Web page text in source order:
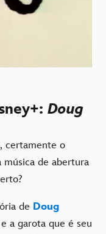
Doug
certamente o
música de abertura
de Doug
e a garota que é seu